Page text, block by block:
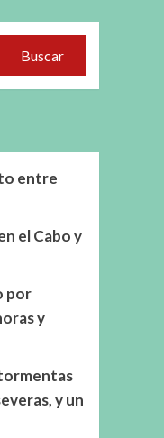
Buscar
entre
el Cabo y
por
y
y un